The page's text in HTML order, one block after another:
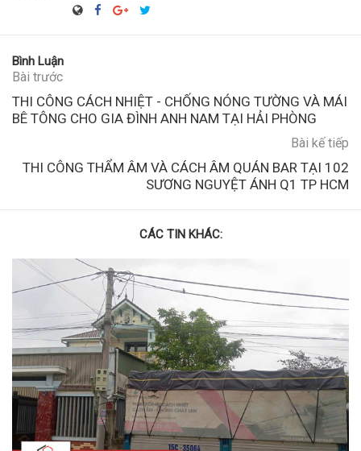
Bình Luận
Bài trước
THI CÔNG CÁCH NHIỆT - CHỐNG NÓNG TƯỜNG VÀ MÁI
BÊ TÔNG CHO GIA ĐÌNH ANH NAM TẠI HẢI PHÒNG
Bài kế tiếp
THI CÔNG THẨM ÂM VÀ CÁCH ÂM QUÁN BAR TẠI 102
SƯƠNG NGUYỆT ÁNH Q1 TP HCM
CÁC TIN KHÁC: